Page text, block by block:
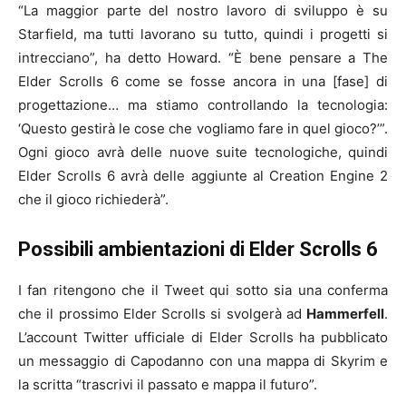
“La maggior parte del nostro lavoro di sviluppo è su
Starfield, ma tutti lavorano su tutto, quindi i progetti si
intrecciano”, ha detto Howard. “È bene pensare a The
Elder Scrolls 6 come se fosse ancora in una [fase] di
progettazione… ma stiamo controllando la tecnologia:
‘Questo gestirà le cose che vogliamo fare in quel gioco?’”.
Ogni gioco avrà delle nuove suite tecnologiche, quindi
Elder Scrolls 6 avrà delle aggiunte al Creation Engine 2
che il gioco richiederà”.
Possibili ambientazioni di Elder Scrolls 6
I fan ritengono che il Tweet qui sotto sia una conferma
che il prossimo Elder Scrolls si svolgerà ad Hammerfell.
L’account Twitter ufficiale di Elder Scrolls ha pubblicato
un messaggio di Capodanno con una mappa di Skyrim e
la scritta “trascrivi il passato e mappa il futuro”.